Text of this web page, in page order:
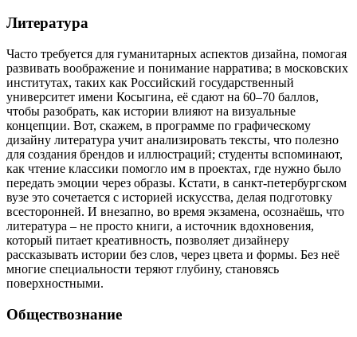
Литература
Часто требуется для гуманитарных аспектов дизайна, помогая
развивать воображение и понимание нарратива; в московских
институтах, таких как Российский государственный
университет имени Косыгина, её сдают на 60–70 баллов,
чтобы разобрать, как истории влияют на визуальные
концепции. Вот, скажем, в программе по графическому
дизайну литература учит анализировать тексты, что полезно
для создания брендов и иллюстраций; студенты вспоминают,
как чтение классики помогло им в проектах, где нужно было
передать эмоции через образы. Кстати, в санкт-петербургском
вузе это сочетается с историей искусства, делая подготовку
всесторонней. И внезапно, во время экзамена, осознаёшь, что
литература – не просто книги, а источник вдохновения,
который питает креативность, позволяет дизайнеру
рассказывать истории без слов, через цвета и формы. Без неё
многие специальности теряют глубину, становясь
поверхностными.
Обществознание